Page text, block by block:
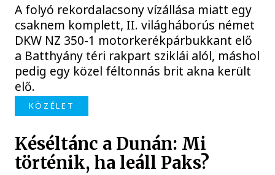
A folyó rekordalacsony vízállása miatt egy
csaknem komplett, II. világháborús német
DKW NZ 350-1 motorkerékpárbukkant elő
a Batthyány téri rakpart sziklái alól, máshol
pedig egy közel féltonnás brit akna került
elő.
KÖZÉLET
Késéltánc a Dunán: Mi
történik, ha leáll Paks?